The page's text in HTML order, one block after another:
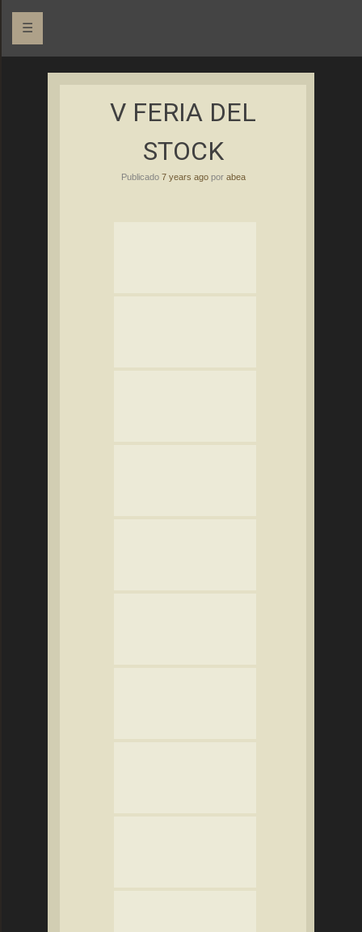
☰
ABEA
V FERIA DEL
STOCK
Publicado 7 years agopor abea